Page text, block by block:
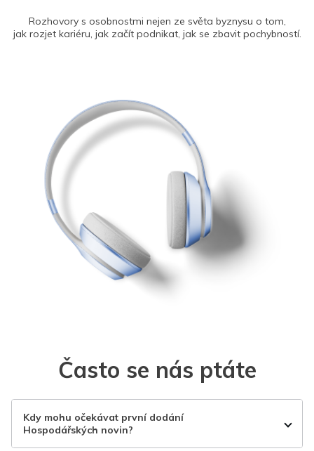
Rozhovory s osobnostmi nejen ze světa byznysu o tom,
jak rozjet kariéru, jak začít podnikat, jak se zbavit pochybností.
Často se nás ptáte
Kdy mohu očekávat první dodání
Hospodářských novin?